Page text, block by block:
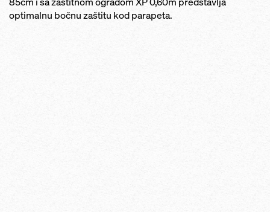
optimalnu bočnu zaštitu kod parapeta.